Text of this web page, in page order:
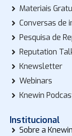
Materiais
Conversas de
Pesquisa de
Reputation
Knewsletter
Webinars
Knewin
Institucional
Sobre a Knewin